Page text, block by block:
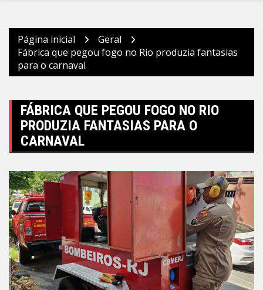
Página inicial
Geral
Fábrica que pegou fogo no Rio produzia fantasias
para o carnaval
FÁBRICA QUE PEGOU FOGO NO RIO
PRODUZIA FANTASIAS PARA O
CARNAVAL